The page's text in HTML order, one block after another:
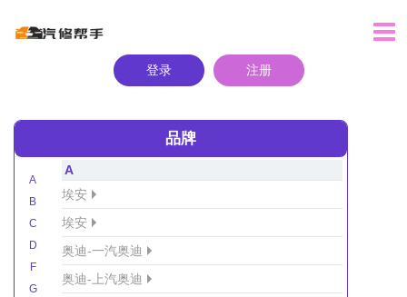
登录 注册
品牌
A
B
C
D
F
G
A
埃安
埃安
奥迪-一汽奥迪
奥迪-上汽奥迪